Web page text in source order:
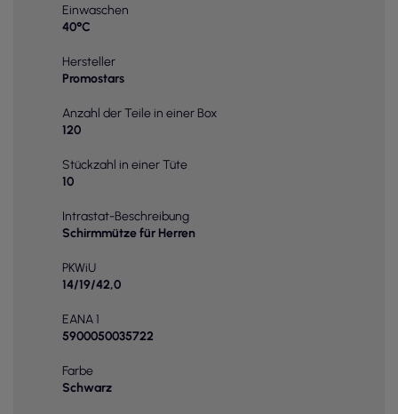
Einwaschen
40°C
Hersteller
Promostars
Anzahl der Teile in einer Box
120
Stückzahl in einer Tüte
10
Intrastat-Beschreibung
Schirmmütze für Herren
PKWiU
14/19/42,0
EANA 1
5900050035722
Farbe
Schwarz